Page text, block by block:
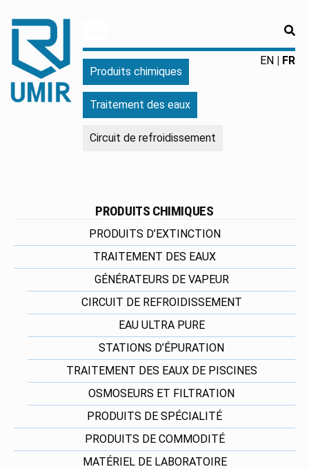
Fourniture
pour
l'industrie
chimiques
EN
FR
Produits chimiques
Traitement des eaux
Circuit de refroidissement
PRODUITS CHIMIQUES
PRODUITS D’EXTINCTION
TRAITEMENT DES EAUX
GÉNÉRATEURS DE VAPEUR
CIRCUIT DE REFROIDISSEMENT
EAU ULTRA PURE
STATIONS D’ÉPURATION
TRAITEMENT DES EAUX DE PISCINES
OSMOSEURS ET FILTRATION
PRODUITS DE SPÉCIALITÉ
PRODUITS DE COMMODITÉ
MATÉRIEL DE LABORATOIRE